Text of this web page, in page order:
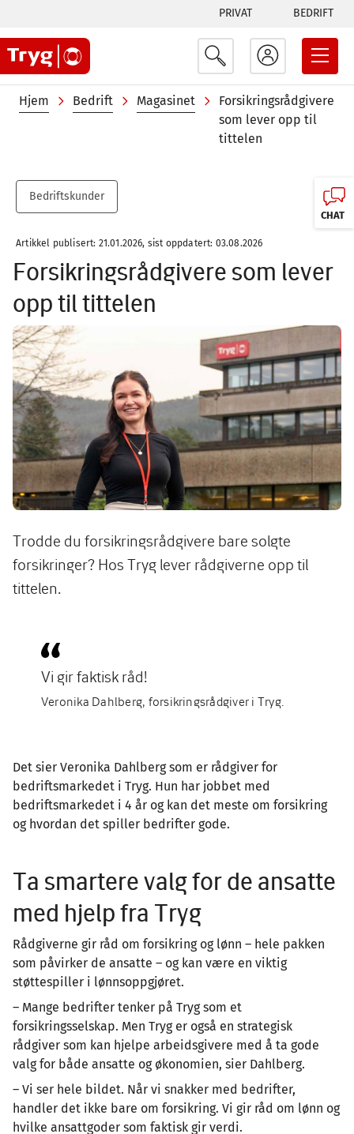
hovedinnhold
Tabs
menu
PRIVAT BEDRIFT
Navigasjonssti
Hjem Bedrift Magasinet
Forsikringsrådgivere
som lever opp til
tittelen
Bedriftskunder
Artikkel publisert: 21.01.2026, sist oppdatert: 03.08.2026
Forsikringsrådgivere som lever
opp til tittelen
Image
Trodde du forsikringsrådgivere bare solgte
forsikringer? Hos Tryg lever rådgiverne opp til
tittelen.
Vi gir faktisk råd!
Veronika Dahlberg, forsikringsrådgiver i Tryg.
Det sier Veronika Dahlberg som er rådgiver for
bedriftsmarkedet i Tryg. Hun har jobbet med
bedriftsmarkedet i 4 år og kan det meste om forsikring
og hvordan det spiller bedrifter gode.
Ta smartere valg for de ansatte
med hjelp fra Tryg
Rådgiverne gir råd om forsikring og lønn – hele pakken
som påvirker de ansatte – og kan være en viktig
støttespiller i lønnsoppgjøret.
– Mange bedrifter tenker på Tryg som et
forsikringsselskap. Men Tryg er også en strategisk
rådgiver som kan hjelpe arbeidsgivere med å ta gode
valg for både ansatte og økonomien, sier Dahlberg.
– Vi ser hele bildet. Når vi snakker med bedrifter,
handler det ikke bare om forsikring. Vi gir råd om lønn og
hvilke ansattgoder som faktisk gir verdi.
CHAT